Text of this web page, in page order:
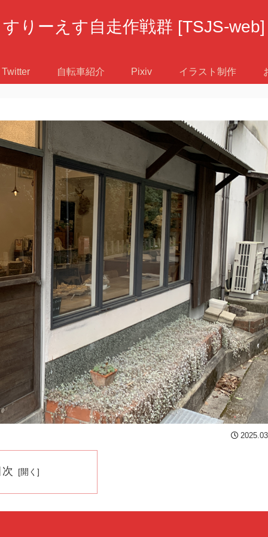
すりーえす自走作戦群 [TSJS-web]
Twitter 自転車紹介 Pixiv イラスト制作